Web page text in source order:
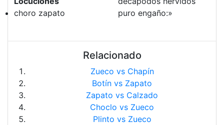
choro zapato
puro engaño:»
Relacionado
Zueco vs Chapín
Botín vs Zapato
Zapato vs Calzado
Choclo vs Zueco
Plinto vs Zueco